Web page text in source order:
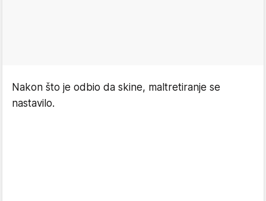
Nakon što je odbio da skine, maltretiranje se
nastavilo.